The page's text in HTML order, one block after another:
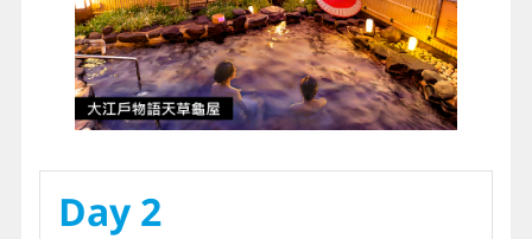
Day 2